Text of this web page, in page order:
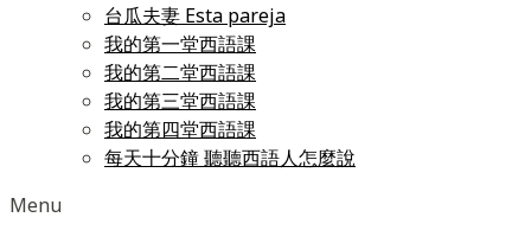
台瓜夫妻 Esta pareja
我的第一堂西語課
我的第二堂西語課
我的第三堂西語課
我的第四堂西語課
每天十分鐘 聽聽西語人怎麼說
Menu